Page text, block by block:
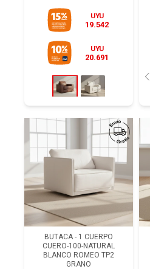
UYU
19.542
UYU
20.691
BUTACA - 1 CUERPO
CUERO-100-NATURAL
BLANCO ROMEO TP2
GRANO